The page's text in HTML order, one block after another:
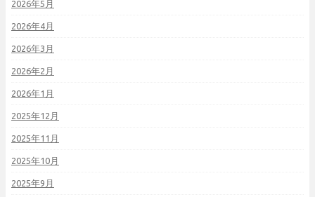
2026年5月
2026年4月
2026年3月
2026年2月
2026年1月
2025年12月
2025年11月
2025年10月
2025年9月